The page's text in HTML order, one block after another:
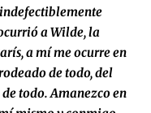
a Wilde, la
a mí me ocurre en
de todo, del
todo. Amanezco en